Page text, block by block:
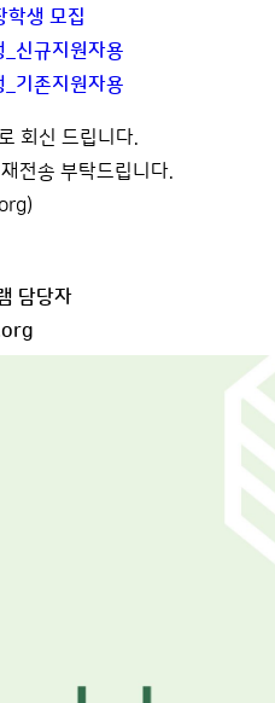
생 모집
신규지원자용
기존지원자용
회신 드립니다.
전송 부탁드립니다.
담당자